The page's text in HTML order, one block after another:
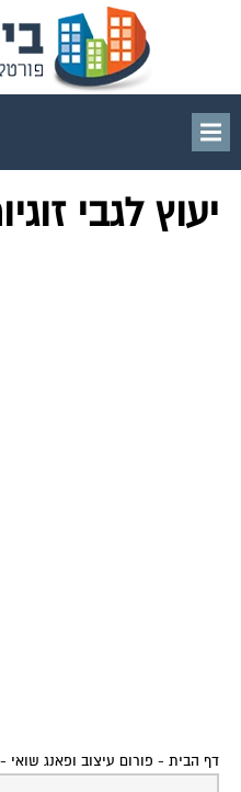
יעוץ לגבי
עברנו לדירה חדשה וברצוני